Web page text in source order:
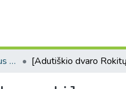
Adutiškis: Rokitai (Vilniaus kapitulos fondas. F43. Bažnytinės valdos)